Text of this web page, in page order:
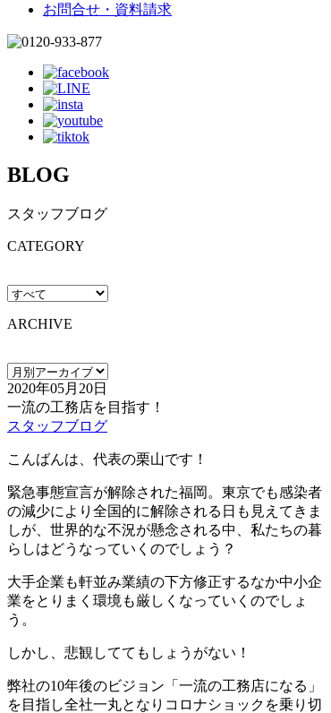
お問合せ・資料請求
BLOG
スタッフブログ
CATEGORY
ARCHIVE
2020年05月20日
一流の工務店を目指す！
スタッフブログ
こんばんは、代表の栗山です！
緊急事態宣言が解除された福岡。東京でも感染者
の減少により全国的に解除される日も見えてきま
しが、世界的な不況が懸念される中、私たちの暮
らしはどうなっていくのでしょう？
大手企業も軒並み業績の下方修正するなか中小企
業をとりまく環境も厳しくなっていくのでしょ
う。
しかし、悲観しててもしょうがない！
弊社の10年後のビジョン「一流の工務店になる」
を目指し全社一丸となりコロナショックを乗り切